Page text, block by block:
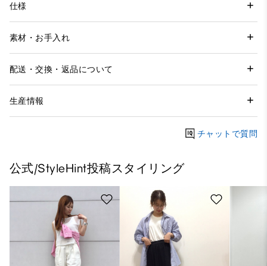
仕様
素材・お手入れ
配送・交換・返品について
生産情報
チャットで質問
公式/StyleHint投稿スタイリング